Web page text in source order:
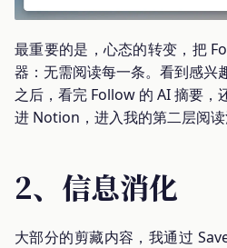
最重要的是，心态的转变，把
器：无需阅读每一条。看到感兴
之后，看完 Follow 的 AI 摘要，
进 Notion，进入我的第二层阅读
2、信息消化
大部分的剪藏内容，我通过